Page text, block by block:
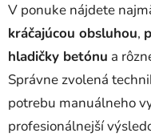
V ponuke nájdete
kráčajúcou obsluhou,
hladičky betónu a
Správne zvolená
potrebu manuálneho
profesionálnejší